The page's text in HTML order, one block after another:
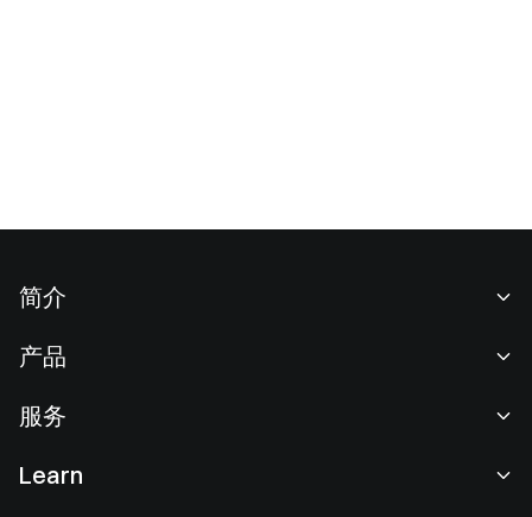
简介
新闻中心
产品
现货交易
服务
Learn